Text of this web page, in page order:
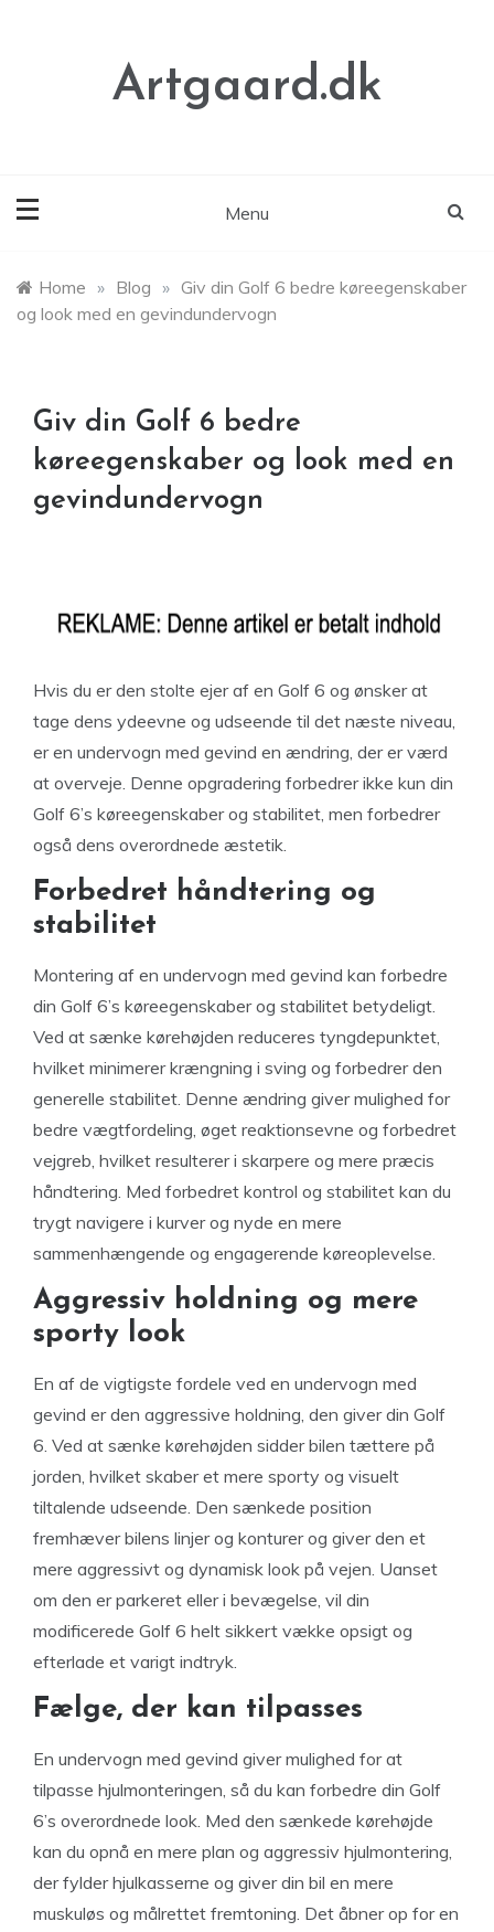
Artgaard.dk
Menu
Home » Blog » Giv din Golf 6 bedre køreegenskaber
og look med en gevindundervogn
Giv din Golf 6 bedre
køreegenskaber og look med en
gevindundervogn
Hvis du er den stolte ejer af en Golf 6 og ønsker at
tage dens ydeevne og udseende til det næste niveau,
er en undervogn med gevind en ændring, der er værd
at overveje. Denne opgradering forbedrer ikke kun din
Golf 6’s køreegenskaber og stabilitet, men forbedrer
også dens overordnede æstetik.
Forbedret håndtering og
stabilitet
Montering af en undervogn med gevind kan forbedre
din Golf 6’s køreegenskaber og stabilitet betydeligt.
Ved at sænke kørehøjden reduceres tyngdepunktet,
hvilket minimerer krængning i sving og forbedrer den
generelle stabilitet. Denne ændring giver mulighed for
bedre vægtfordeling, øget reaktionsevne og forbedret
vejgreb, hvilket resulterer i skarpere og mere præcis
håndtering. Med forbedret kontrol og stabilitet kan du
trygt navigere i kurver og nyde en mere
sammenhængende og engagerende køreoplevelse.
Aggressiv holdning og mere
sporty look
En af de vigtigste fordele ved en undervogn med
gevind er den aggressive holdning, den giver din Golf
6. Ved at sænke kørehøjden sidder bilen tættere på
jorden, hvilket skaber et mere sporty og visuelt
tiltalende udseende. Den sænkede position
fremhæver bilens linjer og konturer og giver den et
mere aggressivt og dynamisk look på vejen. Uanset
om den er parkeret eller i bevægelse, vil din
modificerede Golf 6 helt sikkert vække opsigt og
efterlade et varigt indtryk.
Fælge, der kan tilpasses
En undervogn med gevind giver mulighed for at
tilpasse hjulmonteringen, så du kan forbedre din Golf
6’s overordnede look. Med den sænkede kørehøjde
kan du opnå en mere plan og aggressiv hjulmontering,
der fylder hjulkasserne og giver din bil en mere
muskuløs og målrettet fremtoning. Det åbner op for en